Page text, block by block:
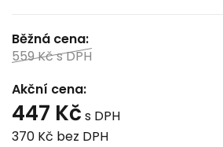
Běžná cena:
559 Kčs DPH
Akční cena:
447 Kč s DPH
370 Kč bez DPH